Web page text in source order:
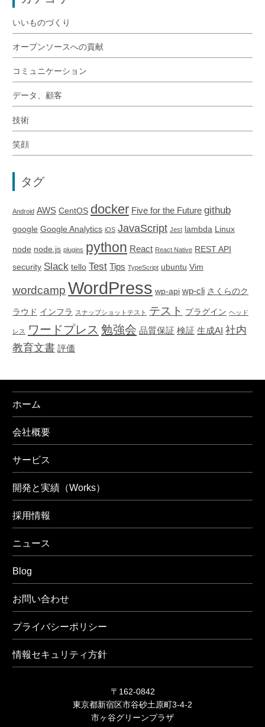
いいものづくり
オープンソースへの貢献
コミュニケーション
データ、顧客
技術
笑顔
タグ
Android AWS CentOS docker Five for the Future github
google Google Analytics iOS JavaScript Jest lambda Linux
node node.js plugins python React React Native REST API
security Slack tello Test Tips TypeScript ubuntu Vim
wordcamp WordPress wp-api wp-cli さくらのク
ラウド インフラ スナップショットテスト テスト プラグイン ヘッド
レス ワードプレス 勉強会 品質保証 検証 生成AI 社内
教育文書 評価
ホーム
会社概要
サービス
開発と実績（Works）
採用情報
ニュース
Blog
お問い合わせ
プライバシーポリシー
情報セキュリティ方針
〒162-0842
東京都新宿区市谷砂土原町3-4-2
市ヶ谷グリーンプラザ